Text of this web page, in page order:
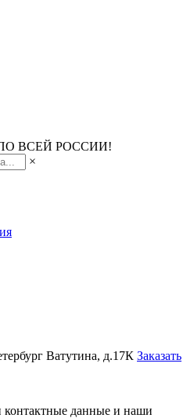
ВСЕЙ РОССИИ!
×
Ватутина, д.17К Заказать
контактные данные и наши